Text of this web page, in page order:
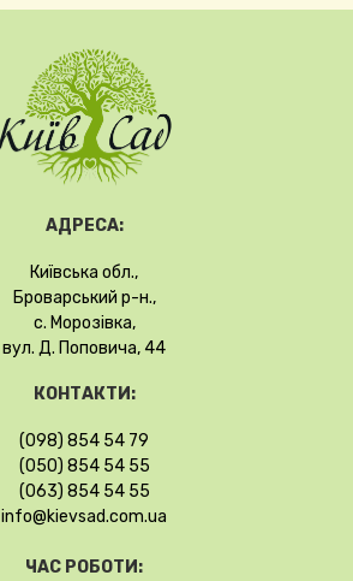
АДРЕСА:
Київська обл.,
Броварський р-н.,
с. Морозівка,
вул. Д. Поповича, 44
КОНТАКТИ:
(098) 854 54 79
(050) 854 54 55
(063) 854 54 55
info@kievsad.com.ua
ЧАС РОБОТИ: